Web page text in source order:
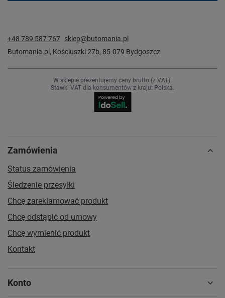
+48 789 587 767 sklep@butomania.pl
Butomania.pl , Kościuszki 27b, 85-079 Bydgoszcz
W sklepie prezentujemy ceny brutto (z VAT).
Stawki VAT dla konsumentów z kraju: Polska.
Zamówienia
Status zamówienia
Śledzenie przesyłki
Chcę zareklamować produkt
Chcę odstąpić od umowy
Chcę wymienić produkt
Kontakt
Konto